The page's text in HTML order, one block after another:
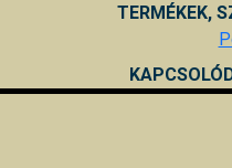
TERMÉKEK,